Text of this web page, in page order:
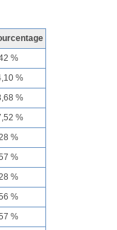
%
%
%
%
%
%
%
%
%